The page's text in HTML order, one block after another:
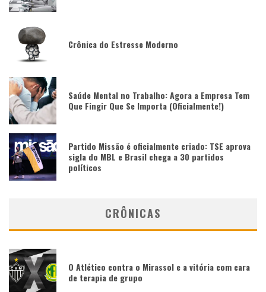
Crônica do Estresse Moderno
Saúde Mental no Trabalho: Agora a Empresa Tem
Que Fingir Que Se Importa (Oficialmente!)
Partido Missão é oficialmente criado: TSE aprova
sigla do MBL e Brasil chega a 30 partidos
políticos
CRÔNICAS
O Atlético contra o Mirassol e a vitória com cara
de terapia de grupo